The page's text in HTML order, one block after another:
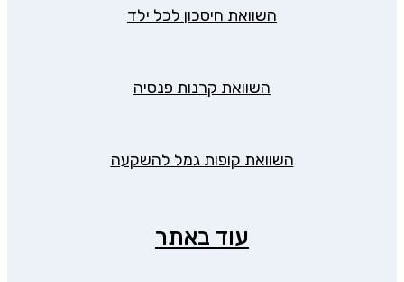
השוואת חיסכון לכל ילד
השוואת קרנות פנסיה
השוואת קופות גמל להשקעה
עוד באתר